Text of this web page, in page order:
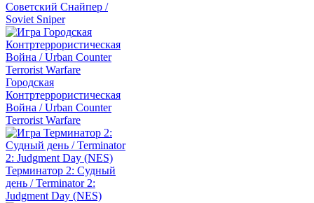
Советский Снайпер /
Soviet Sniper
Городская
Контртеррористическая
Война / Urban Counter
Terrorist Warfare
Терминатор 2: Судный
день / Terminator 2:
Judgment Day (NES)